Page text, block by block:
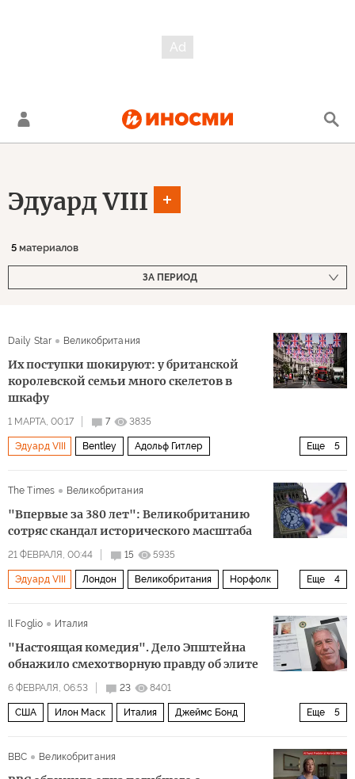
Эдуард VIII
5 материалов
ЗА ПЕРИОД
Daily Star Великобритания
Их поступки шокируют: у британской
королевской семьи много скелетов в
шкафу
1 МАРТА, 00:17 7 3835
Еще 5
Эдуард VIII Bentley Адольф Гитлер
The Times Великобритания
"Впервые за 380 лет": Великобританию
сотряс скандал исторического масштаба
21 ФЕВРАЛЯ, 00:44 15 5935
Еще 4
Эдуард VIII Лондон Великобритания Норфолк
Il Foglio Италия
"Настоящая комедия". Дело Эпштейна
обнажило смехотворную правду об элите
6 ФЕВРАЛЯ, 06:53 23 8401
Еще 5
США Илон Маск Италия Джеймс Бонд
BBC Великобритания